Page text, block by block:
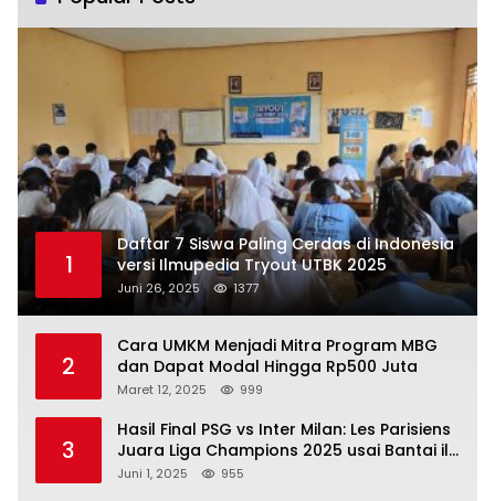
1
Daftar 7 Siswa Paling Cerdas di Indonesia
versi Ilmupedia Tryout UTBK 2025
Juni 26, 2025 1377
2
Cara UMKM Menjadi Mitra Program MBG
dan Dapat Modal Hingga Rp500 Juta
Maret 12, 2025 999
3
Hasil Final PSG vs Inter Milan: Les Parisiens
Juara Liga Champions 2025 usai Bantai il
Nerazzurri
Juni 1, 2025 955